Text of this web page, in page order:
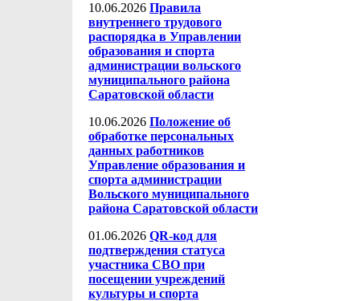
10.06.2026 Правила
внутреннего трудового
распорядка в Управлении
образования и спорта
администрации вольского
муниципального района
Саратовской области
10.06.2026 Положение об
обработке персональных
данных работников
Управление образования и
спорта администрации
Вольского муниципального
района Саратовской области
01.06.2026 QR-код для
подтверждения статуса
участника СВО при
посещении учреждений
культуры и спорта